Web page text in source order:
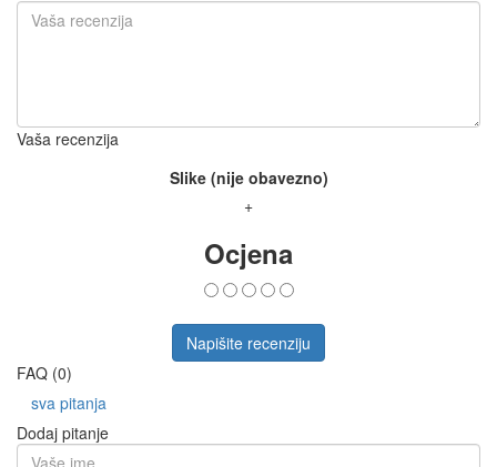
Vaša recenzija
Slike (nije obavezno)
+
Ocjena
Napišite recenziju
FAQ (0)
sva pitanja
Dodaj pitanje